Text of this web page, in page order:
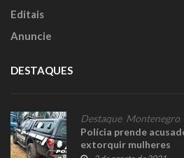
Editais
Anuncie
DESTAQUES
Destaque, Montenegro
Polícia prende
extorquir mulheres